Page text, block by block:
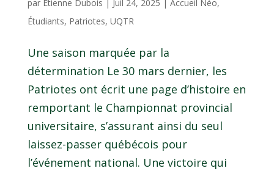
par Étienne Dubois Juil 24, 2025 Accueil Néo,
Étudiants, Patriotes, UQTR
Une saison marquée par la
détermination Le 30 mars dernier, les
Patriotes ont écrit une page d’histoire en
remportant le Championnat provincial
universitaire, s’assurant ainsi du seul
laissez-passer québécois pour
l’événement national. Une victoire qui